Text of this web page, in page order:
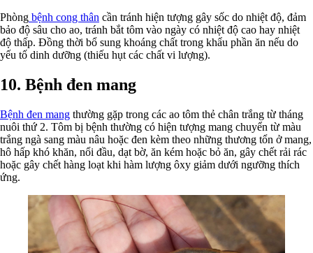
Phòng bệnh cong thân cần tránh hiện tượng gây sốc do nhiệt độ, đảm
bảo độ sâu cho ao, tránh bắt tôm vào ngày có nhiệt độ cao hay nhiệt
độ thấp. Đồng thời bổ sung khoáng chất trong khẩu phần ăn nếu do
yếu tố dinh dưỡng (thiếu hụt các chất vi lượng).
10. Bệnh đen mang
Bệnh đen mang thường gặp trong các ao tôm thẻ chân trắng từ tháng
nuôi thứ 2. Tôm bị bệnh thường có hiện tượng mang chuyển từ màu
trắng ngà sang màu nâu hoặc đen kèm theo những thương tổn ở mang,
hô hấp khó khăn, nổi đầu, dạt bờ, ăn kém hoặc bỏ ăn, gây chết rải rác
hoặc gây chết hàng loạt khi hàm lượng ôxy giảm dưới ngưỡng thích
ứng.